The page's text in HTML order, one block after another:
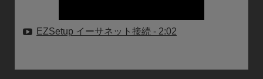
EZSetup イーサネット接続 - 2:02